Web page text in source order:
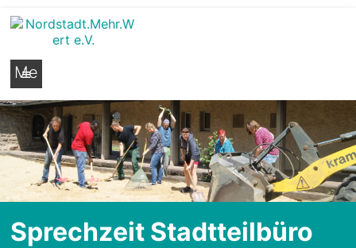
Nordstadt.Mehr.Wert e.V.
Stadtteilseite der Hildesheimer Nordstadt
Me
nü
Sprechzeit Stadtteilbüro